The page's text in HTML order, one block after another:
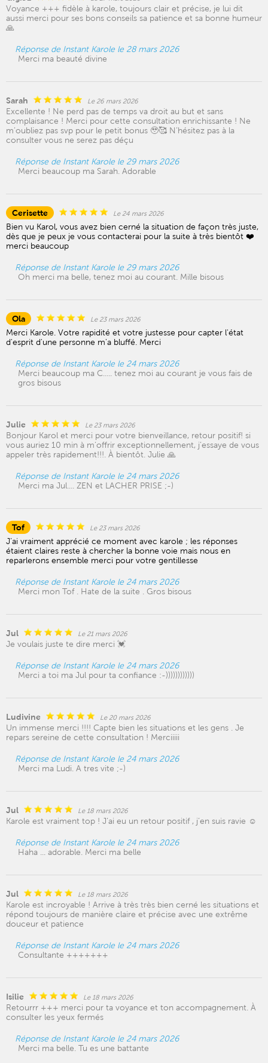
Voyance +++ fidèle à karole, toujours clair et précise, je lui dit
aussi merci pour ses bons conseils sa patience et sa bonne humeur
🙏
Réponse de Instant Karole le 28 mars 2026
Merci ma beauté divine
Sarah Le 26 mars 2026
Excellente ! Ne perd pas de temps va droit au but et sans
complaisance ! Merci pour cette consultation enrichissante ! Ne
m’oubliez pas svp pour le petit bonus 🥹🥰 N’hésitez pas à la
consulter vous ne serez pas déçu
Réponse de Instant Karole le 29 mars 2026
Merci beaucoup ma Sarah. Adorable
Cerisette Le 24 mars 2026
Bien vu Karol, vous avez bien cerné la situation de façon très juste,
dès que je peux je vous contacterai pour la suite à très bientôt ❤️
merci beaucoup
Réponse de Instant Karole le 29 mars 2026
Oh merci ma belle, tenez moi au courant. Mille bisous
Ola Le 23 mars 2026
Merci Karole. Votre rapidité et votre justesse pour capter l'état
d'esprit d'une personne m'a bluffé. Merci
Réponse de Instant Karole le 24 mars 2026
Merci beaucoup ma C..... tenez moi au courant je vous fais de
gros bisous
Julie Le 23 mars 2026
Bonjour Karol et merci pour votre bienveillance, retour positif! si
vous auriez 10 min à m’offrir exceptionnellement, j’essaye de vous
appeler très rapidement!!!. À bientôt. Julie 🙏
Réponse de Instant Karole le 24 mars 2026
Merci ma Jul.... ZEN et LACHER PRISE ;-)
Tof Le 23 mars 2026
J’ai vraiment apprécié ce moment avec karole ; les réponses
étaient claires reste à chercher la bonne voie mais nous en
reparlerons ensemble merci pour votre gentillesse
Réponse de Instant Karole le 24 mars 2026
Merci mon Tof . Hate de la suite . Gros bisous
Jul Le 21 mars 2026
Je voulais juste te dire merci 💓
Réponse de Instant Karole le 24 mars 2026
Merci a toi ma Jul pour ta confiance :-))))))))))))
Ludivine Le 20 mars 2026
Un immense merci !!!! Capte bien les situations et les gens . Je
repars sereine de cette consultation ! Merciiiii
Réponse de Instant Karole le 24 mars 2026
Merci ma Ludi. A tres vite ;-)
Jul Le 18 mars 2026
Karole est vraiment top ! J’ai eu un retour positif , j’en suis ravie ☺️
Réponse de Instant Karole le 24 mars 2026
Haha ... adorable. Merci ma belle
Jul Le 18 mars 2026
Karole est incroyable ! Arrive à très très bien cerné les situations et
répond toujours de manière claire et précise avec une extrême
douceur et patience
Réponse de Instant Karole le 24 mars 2026
Consultante +++++++
Isilie Le 18 mars 2026
Retourrr +++ merci pour ta voyance et ton accompagnement. À
consulter les yeux fermés
Réponse de Instant Karole le 24 mars 2026
Merci ma belle. Tu es une battante